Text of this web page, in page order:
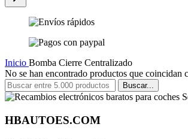
Inicio Bomba Cierre Centralizado
No se han encontrado productos que coincidan
Buscar...
HBAUTOES.COM